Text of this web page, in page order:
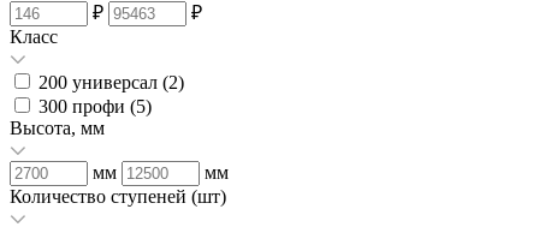
₽
₽
Класс
200 универсал (2)
300 профи (5)
Высота, мм
мм
мм
Количество ступеней (шт)